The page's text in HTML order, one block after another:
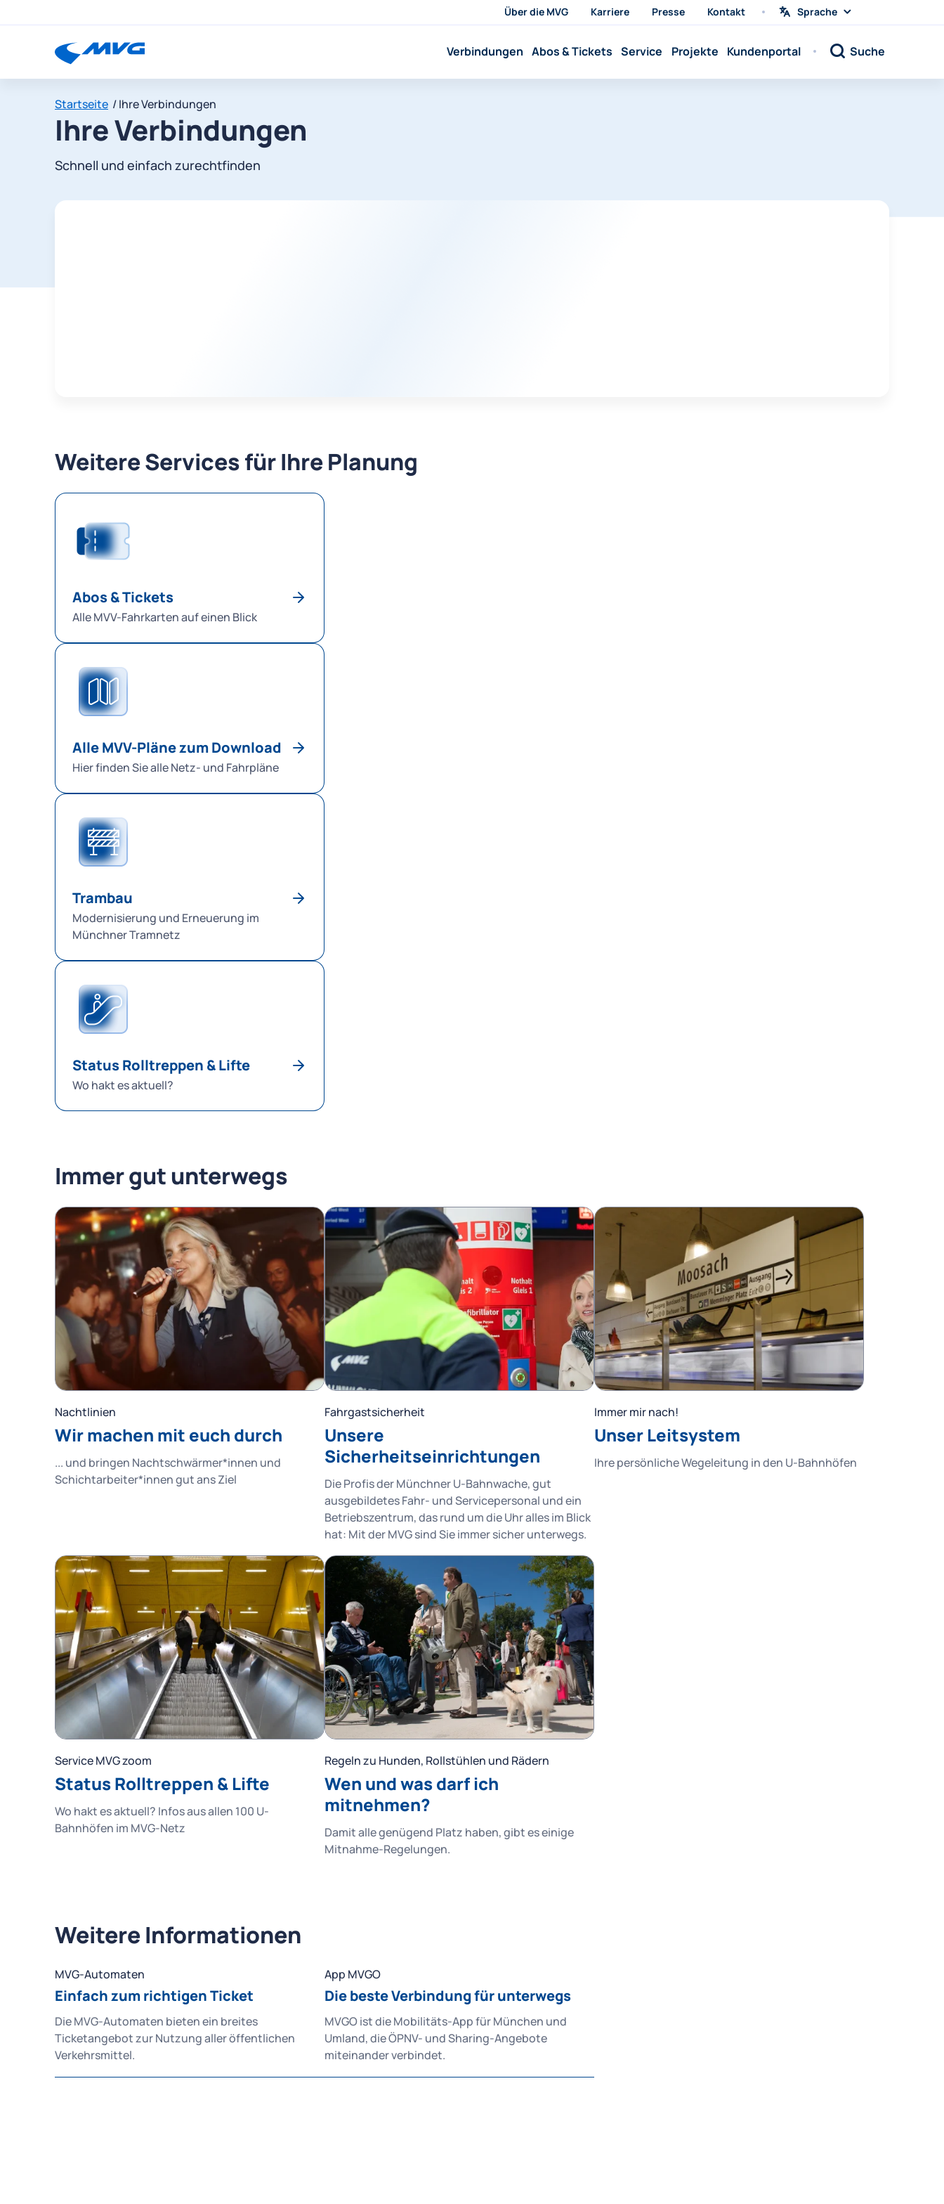
Über die MVG Karriere Presse Kontakt
Sprache
Sprache
Sprache:
Verbindungen Abos & Tickets Service Projekte Kundenportal Suche
Startseite Ihre Verbindungen
Ihre Verbindungen
Schnell und einfach zurechtfinden
Weitere Services für Ihre Planung
Abos & Tickets
Alle MVV-Fahrkarten auf einen Blick
Alle MVV-Pläne zum Download
Hier finden Sie alle Netz- und Fahrpläne
Trambau
Modernisierung und Erneuerung im
Münchner Tramnetz
Status Rolltreppen & Lifte
Wo hakt es aktuell?
Immer gut unterwegs
Nachtlinien
Wir machen mit euch durch
... und bringen Nachtschwärmer*innen und
Schichtarbeiter*innen gut ans Ziel
Fahrgastsicherheit
Unsere
Sicherheitseinrichtungen
Die Profis der Münchner U-Bahnwache, gut
ausgebildetes Fahr- und Servicepersonal und ein
Betriebszentrum, das rund um die Uhr alles im Blick
hat: Mit der MVG sind Sie immer sicher unterwegs.
Immer mir nach!
Unser Leitsystem
Ihre persönliche Wegeleitung in den U-Bahnhöfen
Service MVG zoom
Status Rolltreppen & Lifte
Wo hakt es aktuell? Infos aus allen 100 U-
Bahnhöfen im MVG-Netz
Regeln zu Hunden, Rollstühlen und Rädern
Wen und was darf ich
mitnehmen?
Damit alle genügend Platz haben, gibt es einige
Mitnahme-Regelungen.
Weitere Informationen
MVG-Automaten
Einfach zum richtigen Ticket
Die MVG-Automaten bieten ein breites
Ticketangebot zur Nutzung aller öffentlichen
Verkehrsmittel.
App MVGO
Die beste Verbindung für unterwegs
MVGO ist die Mobilitäts-App für München und
Umland, die ÖPNV- und Sharing-Angebote
miteinander verbindet.